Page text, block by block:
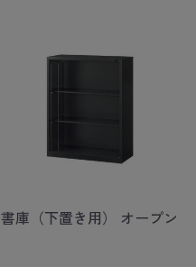
書庫（下置き用） オープン